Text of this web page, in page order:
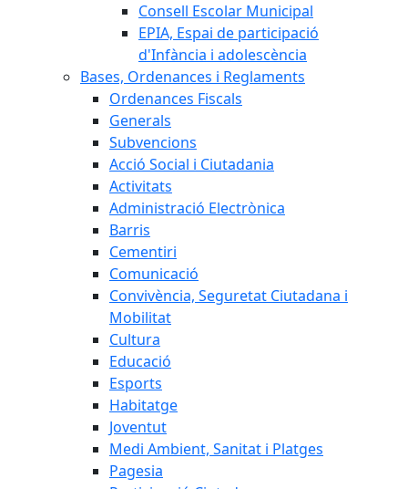
Consell Escolar Municipal
EPIA, Espai de participació
d'Infància i adolescència
Bases, Ordenances i Reglaments
Ordenances Fiscals
Generals
Subvencions
Acció Social i Ciutadania
Activitats
Administració Electrònica
Barris
Cementiri
Comunicació
Convivència, Seguretat Ciutadana i
Mobilitat
Cultura
Educació
Esports
Habitatge
Joventut
Medi Ambient, Sanitat i Platges
Pagesia